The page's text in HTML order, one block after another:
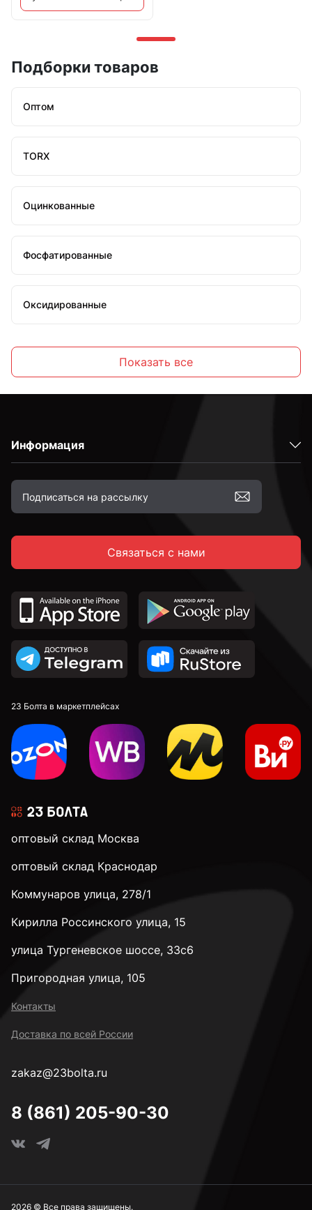
Подборки товаров
Оптом
TORX
Оцинкованные
Фосфатированные
Оксидированные
С полукруглой головкой
С потайной головкой
С тарельчатой головкой
С крестовой головкой
По дереву
С полной резьбой
3 мм
3,9 мм
4 мм
4,8 мм
Показать все
Информация
Связаться с нами
23 Болта в маркетплейсах
оптовый склад Москва
оптовый склад Краснодар
Коммунаров улица, 278/1
Кирилла Россинского улица, 15
улица Тургеневское шоссе, 33с6
Пригородная улица, 105
Контакты
Доставка по всей России
zakaz@23bolta.ru
8 (861) 205-90-30
2026 © Все права защищены.